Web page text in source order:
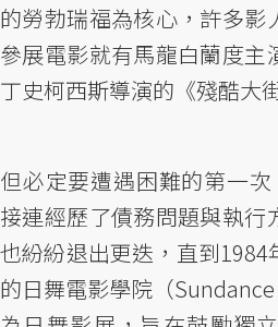
的勞勃瑞福為核心，許多影
參展電影就有馬龍白蘭度主
丁史柯西斯導演的《殘酷大
但必定要遭遇困難的第一
接連經歷了債務問題與執行
也紛紛退出更迭，直到
的日舞電影學院（